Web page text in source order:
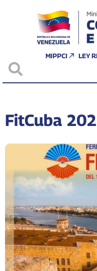
MIPPCI LEY
FitCuba